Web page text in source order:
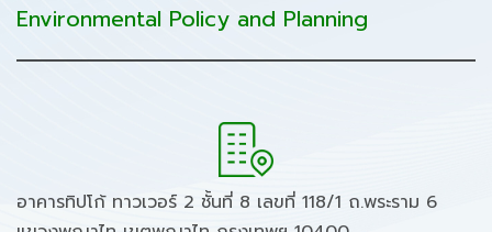
Environmental Policy and Planning
อาคารทิปโก้ ทาวเวอร์ 2 ชั้นที่ 8 เลขที่ 118/1 ถ.พระราม 6